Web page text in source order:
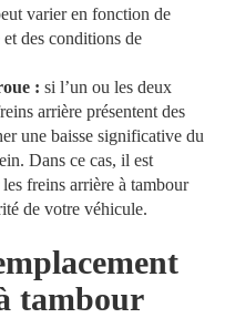
varier en fonction de
des conditions de
: si l’un ou les deux
arrière présentent des
une baisse significative du
Dans ce cas, il est
freins arrière à tambour
de votre véhicule.
tambour